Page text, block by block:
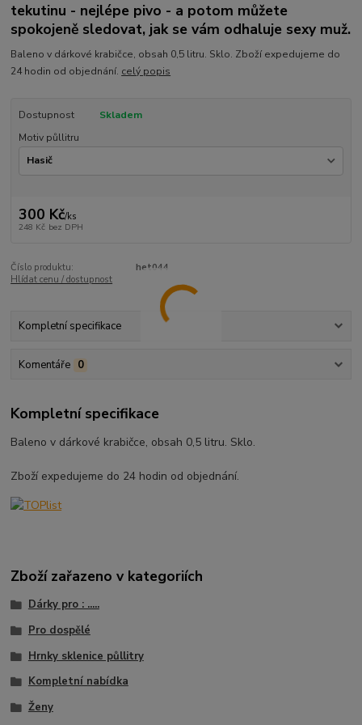
tekutinu - nejlépe pivo - a potom můžete
spokojeně sledovat, jak se vám odhaluje sexy muž.
Baleno v dárkové krabičce, obsah 0,5 litru. Sklo. Zboží expedujeme do
24 hodin od objednání. celý popis
Dostupnost
Skladem
Motiv půllitru
300 Kč/ks
248 Kč bez DPH
Číslo produktu:
het044
Hlídat cenu / dostupnost
Kompletní specifikace
Komentáře 0
Kompletní specifikace
Baleno v dárkové krabičce, obsah 0,5 litru. Sklo.
Zboží expedujeme do 24 hodin od objednání.
Zboží zařazeno v kategoriích
Dárky pro : .....
Pro dospělé
Hrnky sklenice půllitry
Kompletní nabídka
Ženy